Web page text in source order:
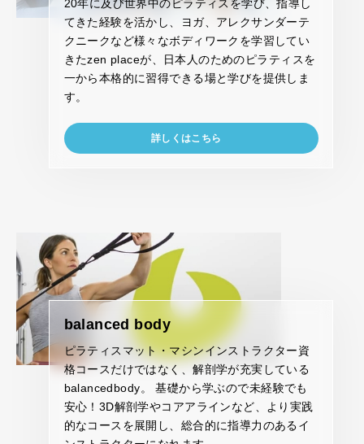
20年に及び世界中のピラティスを学び、指導し
てきた経験を活かし、ヨガ、アレクサンダーテ
クニークなど様々なボディワークを学習してい
きたzen placeが、日本人のためのピラティスを
一から本格的に習得できる場と学びを提供しま
す。
詳しくはこちら
balanced body
ピラティスマット・マシンインストラクター資
格コースだけではなく、解剖学が充実している
balancedbody。 基礎から学ぶので未経験でも
安心！3D解剖学やコアアラインなど、より実践
的なコースを展開し、総合的に指導力のあるイ